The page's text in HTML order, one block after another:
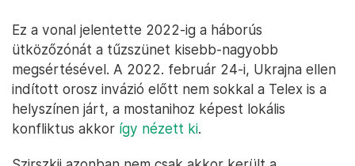
Ez a vonal jelentette 2022-ig a háborús
ütközőzónát a tűzszünet kisebb-nagyobb
megsértésével. A 2022. február 24-i, Ukrajna ellen
indított orosz invázió előtt nem sokkal a Telex is a
helyszínen járt, a mostanihoz képest lokális
konfliktus akkor így nézett ki.